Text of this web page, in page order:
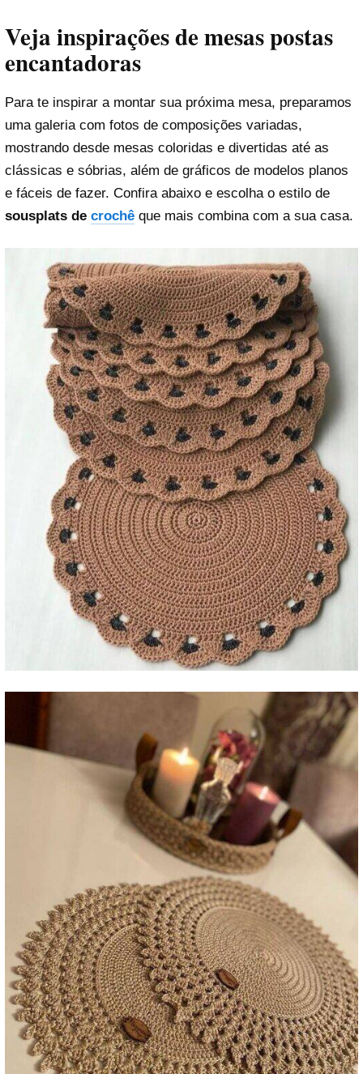
Veja inspirações de mesas postas
encantadoras
Para te inspirar a montar sua próxima mesa, preparamos
uma galeria com fotos de composições variadas,
mostrando desde mesas coloridas e divertidas até as
clássicas e sóbrias, além de gráficos de modelos planos
e fáceis de fazer. Confira abaixo e escolha o estilo de
sousplats de crochê que mais combina com a sua casa.